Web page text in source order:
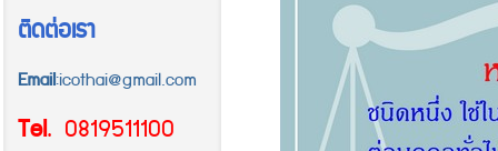
ติดต่อเรา
Email:icothai@gmail.com
Tel. 0819511100